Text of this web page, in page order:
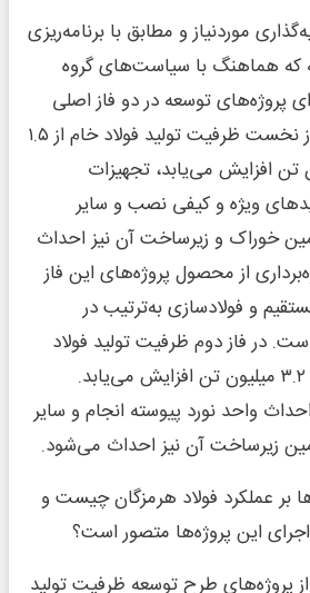
موردنیاز و مطابق با برنامه‌‌ریزی
که هماهنگ با سیاست‌‌های گروه
پروژه‌‌های توسعه در دو فاز اصلی
انجام می‌شود که در فاز نخست ظرفیت تولید فولاد خام از ۱.۵
به ۲ میلیون تن افزایش می‌‌یابد، تجهیزات
ویژه و کیفی نصب و سایر
خوراک و زیرساخت آن نیز احداث
از محصول پروژه‌‌های این فاز
و فولادسازی به‌‌ترتیب در
۱۴۰۴ و ۱۴۰۷ است. در فاز دوم ظرفیت تولید فولاد
خام از ۲ میلیون تن به ۳.۲ میلیون تن افزایش می‌‌یابد.
واحد نورد پیوسته انجام و سایر
زیرساخت آن نیز احداث می‌شود.
بر عملکرد فولاد هرمزگان چیست و
این پروژه‌‌ها متصور است؟
از پروژه‌‌های طرح توسعه ظرفیت تولید